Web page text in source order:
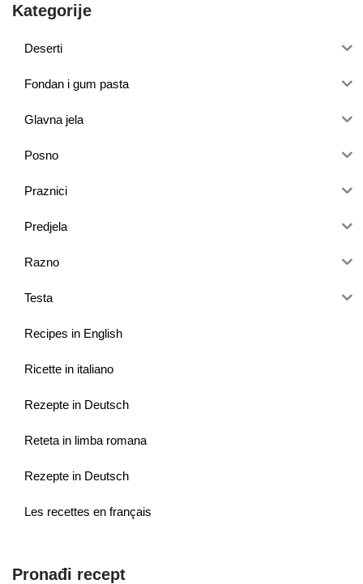
Kategorije
Deserti
Fondan i gum pasta
Glavna jela
Posno
Praznici
Predjela
Razno
Testa
Recipes in English
Ricette in italiano
Rezepte in Deutsch
Reteta in limba romana
Rezepte in Deutsch
Les recettes en français
Pronađi recept